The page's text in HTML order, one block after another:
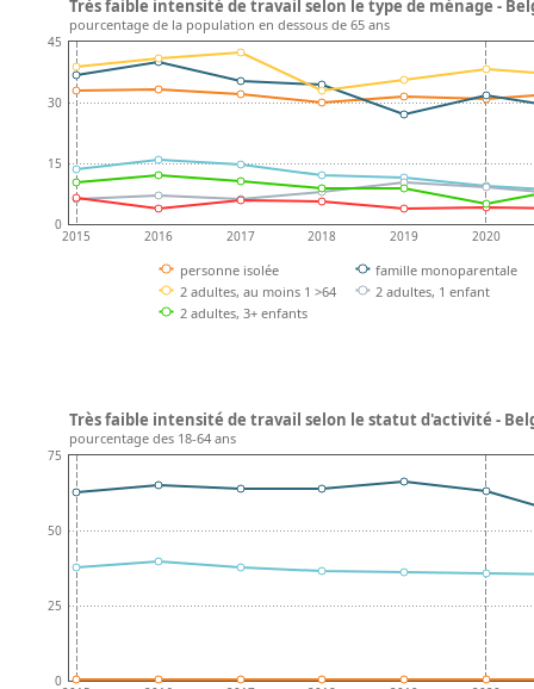
2015 2016 2017 2018 2019 2020
0
15
30
45
personne isolée
famille monoparentale
2 adultes, au moins 1 >64
2 adultes, 1 enfant
2 adultes, 3+ enfants
Très faible intensité de travail selon le type de ménage -
pourcentage de la population en dessous de 65 ans
0
25
50
75
Très faible intensité de travail selon le statut d'activité -
pourcentage des 18-64 ans